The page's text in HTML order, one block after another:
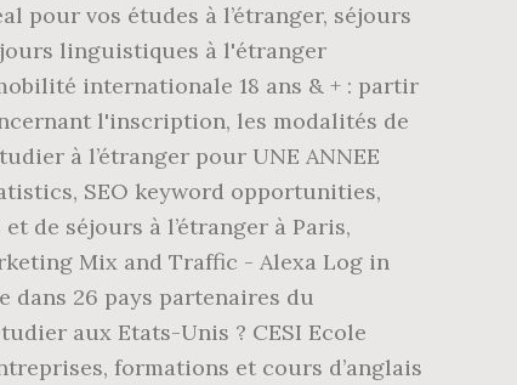
pour vos études à l’étranger, séjours
linguistiques à l'étranger
internationale 18 ans & + : partir
l'inscription, les modalités de
à l’étranger pour UNE ANNEE
SEO keyword opportunities,
de séjours à l’étranger à Paris,
Mix and Traffic - Alexa Log in
dans 26 pays partenaires du
aux Etats-Unis ? CESI Ecole
formations et cours d’anglais